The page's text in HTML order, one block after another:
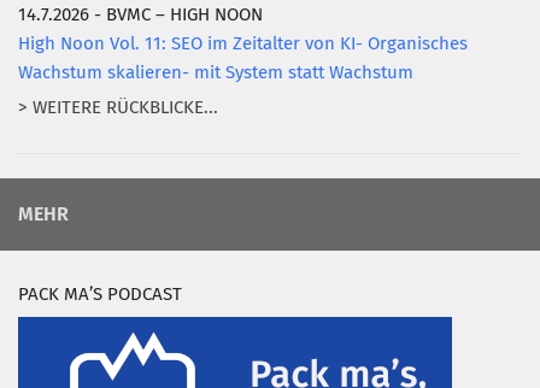
14.7.2026 - BVMC – HIGH NOON
High Noon Vol. 11: SEO im Zeitalter von KI- Organisches
Wachstum skalieren- mit System statt Wachstum
> WEITERE RÜCKBLICKE...
MEHR
PACK MA’S PODCAST